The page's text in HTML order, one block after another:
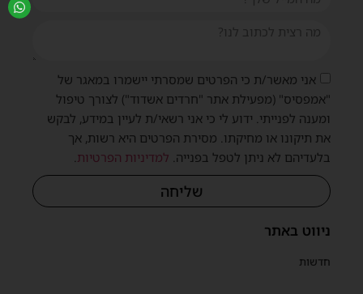
ניווט באתר
חדשות
אני מאשר/ת כי הפרטים שמסרתי יישמרו במאגר של
"אמפסיס" (מפעילת אתר "חרדים אשדוד") לצורך טיפול
ומענה לפנייתי. ידוע לי כי אני רשאי/ת לעיין במידע, לבקש
את תיקונו או מחיקתו. מסירת הפרטים היא רשות, אך
בלעדיהם לא ניתן לטפל בפנייה. למדיניות הפרטיות
שליחה